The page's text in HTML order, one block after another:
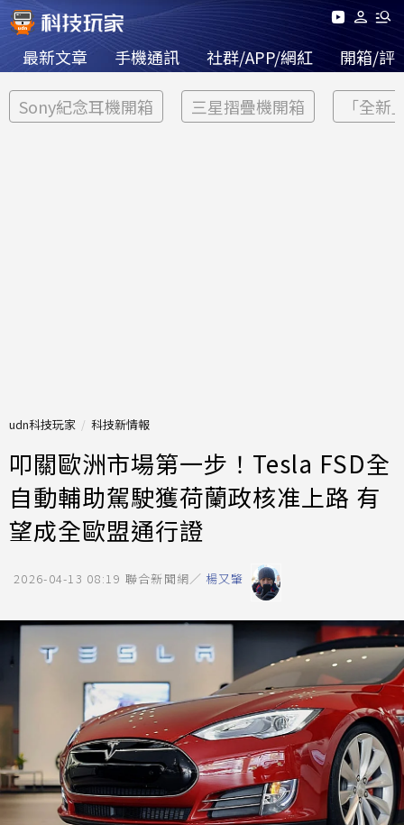
最新文章 手機通訊 社群/APP/網紅 開箱/評
Sony紀念耳機開箱 三星摺疊機開箱 「全新
udn科技玩家 科技新情報
叩關歐洲市場第一步！Tesla FSD全
自動輔助駕駛獲荷蘭政核准上路 有
望成全歐盟通行證
2026-04-13 08:19 聯合新聞網／ 楊又肇